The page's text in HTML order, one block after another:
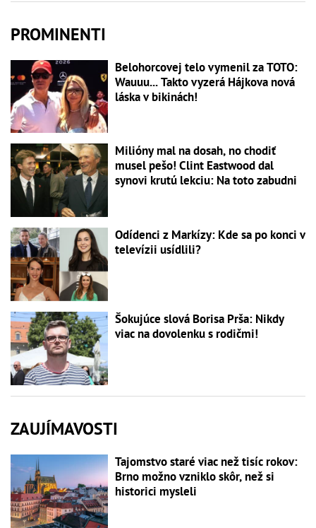
PROMINENTI
Belohorcovej telo vymenil za TOTO:
Wauuu... Takto vyzerá Hájkova nová
láska v bikinách!
Milióny mal na dosah, no chodiť
musel pešo! Clint Eastwood dal
synovi krutú lekciu: Na toto zabudni
Odídenci z Markízy: Kde sa po konci v
televízii usídlili?
Šokujúce slová Borisa Prša: Nikdy
viac na dovolenku s rodičmi!
ZAUJÍMAVOSTI
Tajomstvo staré viac než tisíc rokov:
Brno možno vzniklo skôr, než si
historici mysleli